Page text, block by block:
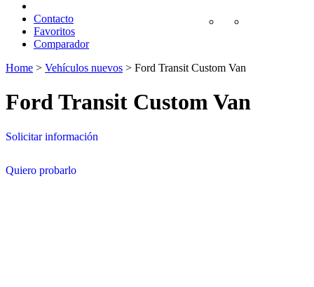
Contacto
Favoritos
Comparador
Home > Vehículos nuevos > Ford Transit Custom Van
Ford Transit Custom Van
Solicitar información
Quiero probarlo